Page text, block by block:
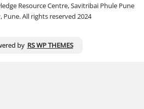
Resource Centre, Savitribai Phule Pune
Pune. All rights reserved 2024
by RS WP THEMES